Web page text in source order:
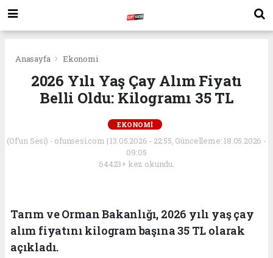
Anasayfa Ekonomi
2026 Yılı Yaş Çay Alım Fiyatı
Belli Oldu: Kilogramı 35 TL
EKONOMI
(Of'un Sesi) - ofunsesi.com | 13.05.2026 - 22:55, Güncelleme: 18.05.2026 -
09:05
64423+ kez okundu.
Tarım ve Orman Bakanlığı, 2026 yılı yaş çay
alım fiyatını kilogram başına 35 TL olarak
açıkladı.